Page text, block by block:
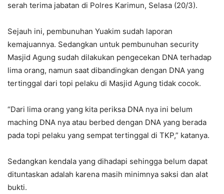
serah terima jabatan di Polres Karimun, Selasa (20/3).
Sejauh ini, pembunuhan Yuakim sudah laporan
kemajuannya. Sedangkan untuk pembunuhan security
Masjid Agung sudah dilakukan pengecekan DNA terhadap
lima orang, namun saat dibandingkan dengan DNA yang
tertinggal dari topi pelaku di Masjid Agung tidak cocok.
“Dari lima orang yang kita periksa DNA nya ini belum
maching DNA nya atau berbed dengan DNA yang berada
pada topi pelaku yang sempat tertinggal di TKP,” katanya.
Sedangkan kendala yang dihadapi sehingga belum dapat
dituntaskan adalah karena masih minimnya saksi dan alat
bukti.